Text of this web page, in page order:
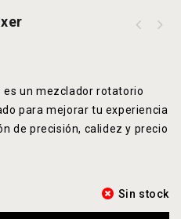
es un mezclador rotatorio
para mejorar tu experiencia
de precisión, calidez y precio
Sin stock